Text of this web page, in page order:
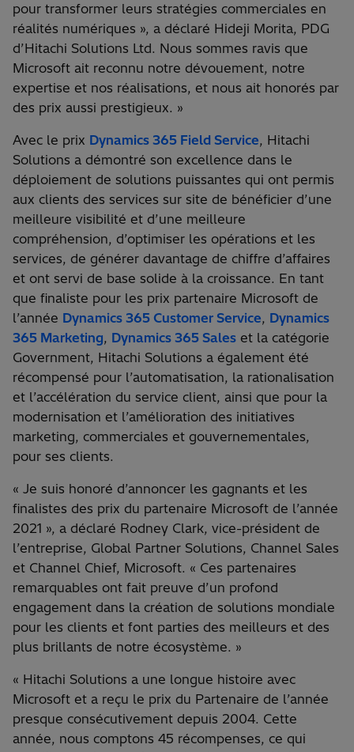
pour transformer leurs stratégies commerciales en
réalités numériques », a déclaré Hideji Morita, PDG
d’Hitachi Solutions Ltd. Nous sommes ravis que
Microsoft ait reconnu notre dévouement, notre
expertise et nos réalisations, et nous ait honorés par
des prix aussi prestigieux. »
Avec le prix Dynamics 365 Field Service, Hitachi
Solutions a démontré son excellence dans le
déploiement de solutions puissantes qui ont permis
aux clients des services sur site de bénéficier d’une
meilleure visibilité et d’une meilleure
compréhension, d’optimiser les opérations et les
services, de générer davantage de chiffre d’affaires
et ont servi de base solide à la croissance. En tant
que finaliste pour les prix partenaire Microsoft de
l’année Dynamics 365 Customer Service, Dynamics
365 Marketing, Dynamics 365 Sales et la catégorie
Government, Hitachi Solutions a également été
récompensé pour l’automatisation, la rationalisation
et l’accélération du service client, ainsi que pour la
modernisation et l’amélioration des initiatives
marketing, commerciales et gouvernementales,
pour ses clients.
« Je suis honoré d’annoncer les gagnants et les
finalistes des prix du partenaire Microsoft de l’année
2021 », a déclaré Rodney Clark, vice-président de
l’entreprise, Global Partner Solutions, Channel Sales
et Channel Chief, Microsoft. « Ces partenaires
remarquables ont fait preuve d’un profond
engagement dans la création de solutions mondiale
pour les clients et font parties des meilleurs et des
plus brillants de notre écosystème. »
« Hitachi Solutions a une longue histoire avec
Microsoft et a reçu le prix du Partenaire de l’année
presque consécutivement depuis 2004. Cette
année, nous comptons 45 récompenses, ce qui